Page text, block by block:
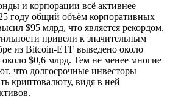
и корпорации всё активнее
году общий объём корпоративных
$95 млрд, что является рекордом.
привели к значительным
из Bitcoin-ETF выведено около
$0,6 млрд. Тем не менее многие
что долгосрочные инвесторы
криптовалюту, видя в ней